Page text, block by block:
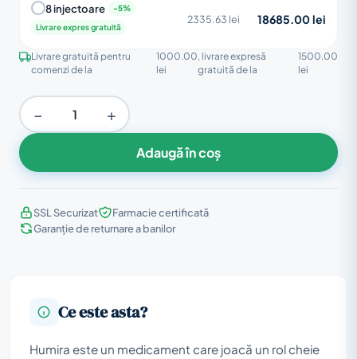
8 injectoare
Livrare expres gratuită
2335.63 lei 18685.00 lei
Livrare gratuită pentru
comenzi de la
1000.00
lei
, livrare expresă
gratuită de la
1500.00
lei
− +
Adaugă în coș
SSL Securizat
Farmacie certificată
Garanție de returnare a banilor
Ce este asta?
Humira este un medicament care joacă un rol cheie